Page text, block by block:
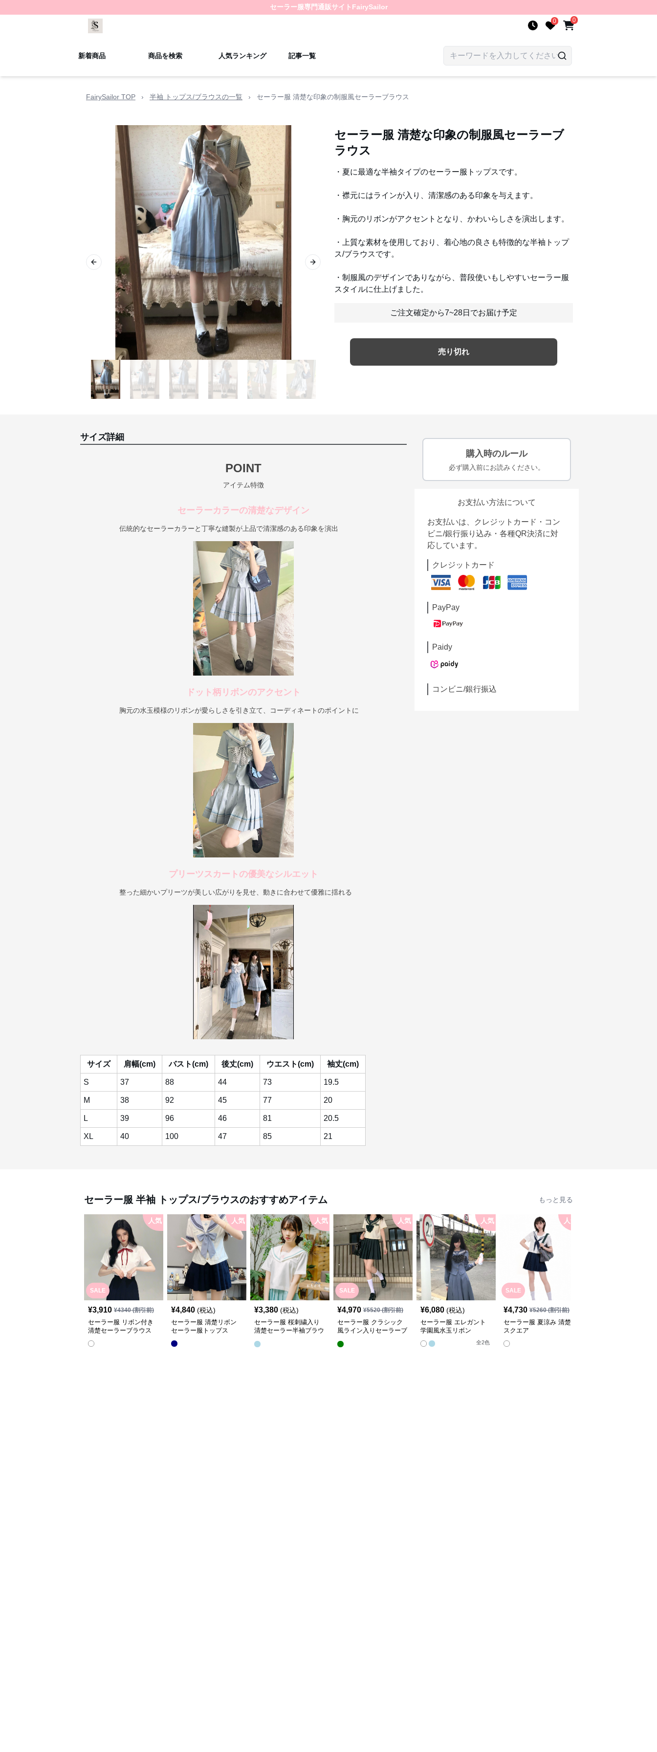
セーラー服専門通販サイト FairySailor
0 0
新着商品 商品を検索 人気ランキング 記事一覧
FairySailor TOP › 半袖 トップス/ブラウスの一覧 › セーラー服 清楚な印象の制服風セーラーブラウス
Previous slide Next slide
セーラー服 清楚な印象の制服風セーラーブ
ラウス
・夏に最適な半袖タイプのセーラー服トップスです。
・襟元にはラインが入り、清潔感のある印象を与えます。
・胸元のリボンがアクセントとなり、かわいらしさを演出します。
・上質な素材を使用しており、着心地の良さも特徴的な半袖トップ
ス/ブラウスです。
・制服風のデザインでありながら、普段使いもしやすいセーラー服
スタイルに仕上げました。
ご注文確定から7~28日でお届け予定
売り切れ
サイズ詳細
POINT
アイテム特徴
セーラーカラーの清楚なデザイン
伝統的なセーラーカラーと丁寧な縫製が上品で清潔感のある印象を演出
ドット柄リボンのアクセント
胸元の水玉模様のリボンが愛らしさを引き立て、コーディネートのポイントに
プリーツスカートの優美なシルエット
整った細かいプリーツが美しい広がりを見せ、動きに合わせて優雅に揺れる
サイズ 肩幅(cm) バスト(cm) 後丈(cm) ウエスト(cm) 袖丈(cm)
S 37 88 44 73 19.5
M 38 92 45 77 20
L 39 96 46 81 20.5
XL 40 100 47 85 21
購入時のルール
必ず購入前にお読みください。
お支払い方法について
お支払いは、クレジットカード・コン
ビニ/銀行振り込み・各種QR決済に対
応しています。
クレジットカード
PayPay
Paidy
コンビニ/銀行振込
セーラー服 半袖 トップス/ブラウスのおすすめアイテム もっと見る
SALE
人気
¥3,910 ¥4340(割引前)
セーラー服 リボン付き
清楚セーラーブラウス
人気
¥4,840 (税込)
セーラー服 清楚リボン
セーラー服トップス
人気
¥3,380 (税込)
セーラー服 桜刺繍入り
清楚セーラー半袖ブラウ
SALE
人気
¥4,970 ¥5520(割引前)
セーラー服 クラシック
風ライン入りセーラーブ
人気
¥6,080 (税込)
セーラー服 エレガント
学園風水玉リボン
全2色
SALE
人気
¥4,730 ¥5260(割引前)
セーラー服 夏涼み 清楚
スクエア